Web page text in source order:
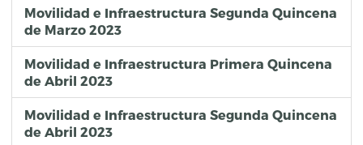
Movilidad e Infraestructura Segunda Quincena
de Marzo 2023
Movilidad e Infraestructura Primera Quincena
de Abril 2023
Movilidad e Infraestructura Segunda Quincena
de Abril 2023